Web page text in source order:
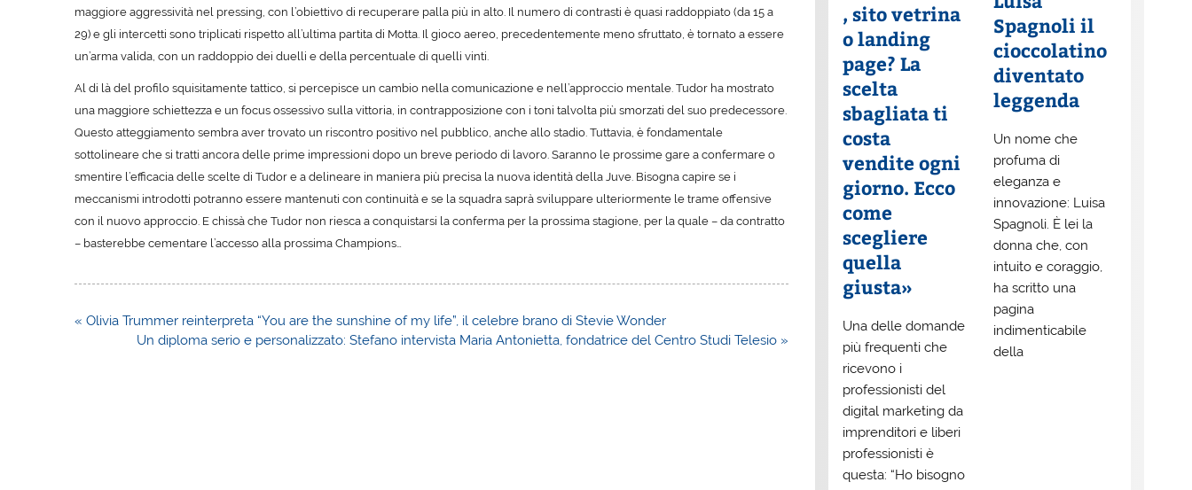
maggioreaggressività nel pressing , con l’obiettivo di recuperare palla più in alto. Il numero di contrasti è quasi raddoppiato (da 15 a
29) e gli intercetti sono triplicati rispetto all’ultima partita di Motta. Ilgioco aereo , precedentemente meno sfruttato, è tornato a essere
un’arma valida, con un raddoppio dei duelli e della percentuale di quelli vinti.
Al di là del profilo squisitamente tattico, si percepisce uncambio nella comunicazione e nell’approccio mentale. Tudor ha mostrato
una maggiore schiettezza e un focus ossessivo sulla vittoria, in contrapposizione con i toni talvolta più smorzati del suo predecessore.
Questo atteggiamento sembra aver trovato un riscontro positivo nel pubblico, anche allo stadio. Tuttavia, è fondamentale
sottolineare che si tratti ancora delle prime impressioni dopo un breve periodo di lavoro. Saranno le prossime gare a confermare o
smentire l’efficacia delle scelte di Tudor e a delineare in maniera più precisa la nuova identità della Juve. Bisogna capire se i
meccanismi introdotti potranno essere mantenuti con continuità e se la squadra saprà sviluppare ulteriormente le trame offensive
con il nuovo approccio. E chissà che Tudor non riesca a conquistarsi la conferma per la prossima stagione, per la quale – da contratto
– basterebbe cementare l’accesso alla prossima Champions…
Navigazione
« Olivia Trummer reinterpreta “You are the sunshine of my life”, il celebre brano di Stevie Wonder
Un diploma serio e personalizzato: Stefano intervista Maria Antonietta, fondatrice del Centro Studi Telesio »
, sito vetrina
o landing
page? La
scelta
sbagliata ti
costa
vendite ogni
giorno. Ecco
come
scegliere
quella
giusta»
Una delle domande
più frequenti che
ricevono i
professionisti del
digital marketing da
imprenditori e liberi
professionisti è
questa: “Ho bisogno
Spagnoli il
cioccolatino
diventato
leggenda
Un nome che
profuma di
eleganza e
innovazione: Luisa
Spagnoli. È lei la
donna che, con
intuito e coraggio,
ha scritto una
pagina
indimenticabile
della